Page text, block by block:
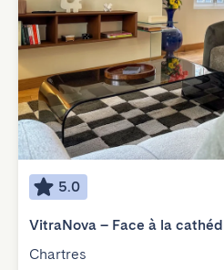
5.0
VitraNova – Face à la
Chartres